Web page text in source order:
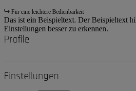
Für eine leichtere Bedienbarkeit
Das ist ein Beispieltext. Der Beispieltext
Einstellungen besser zu erkennen.
Profile
Einstellungen